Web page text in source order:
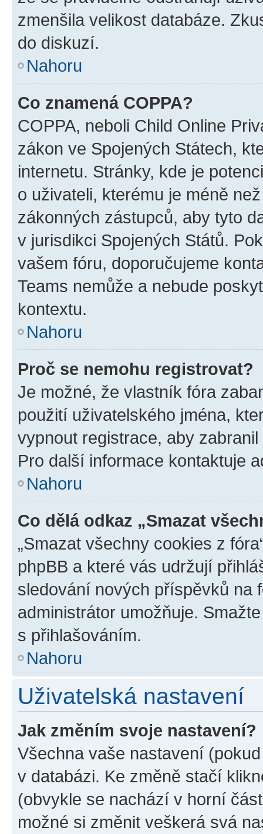
zmenšila velikost databáze.
do diskuzí.
Nahoru
Co znamená COPPA?
COPPA, neboli Child Online
zákon ve Spojených Státech,
internetu. Stránky, kde je
o uživateli, kterému je méně
zákonných zástupců, aby tyto
v jurisdikci Spojených Států.
vašem fóru, doporučujeme
Teams nemůže a nebude
kontextu.
Nahoru
Proč se nemohu registrovat?
Je možné, že vlastník fóra
použití uživatelského jména,
vypnout registrace, aby
Pro další informace kontaktuje
Nahoru
Co dělá odkaz „Smazat
„Smazat všechny cookies z
phpBB a které vás udržují
sledování nových příspěvků na
administrátor umožňuje.
s přihlašováním.
Nahoru
Uživatelská nastavení
Jak změním svoje nastavení?
Všechna vaše nastavení
v databázi. Ke změně stačí
(obvykle se nachází v horní
možné si změnit veškerá svá